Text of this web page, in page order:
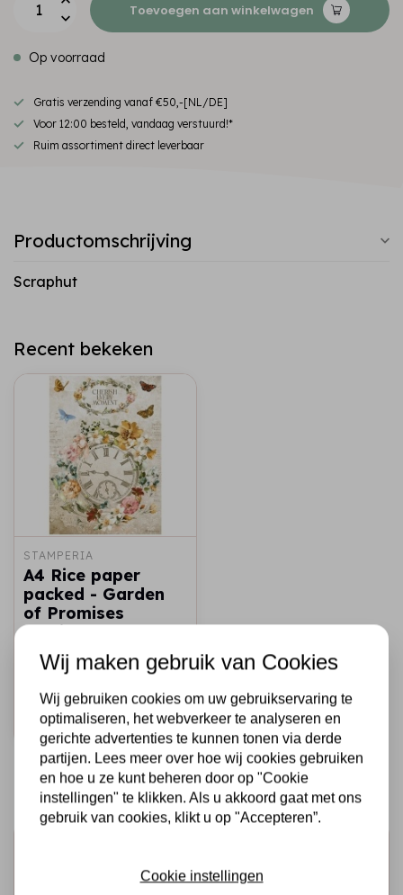
Toevoegen aan winkelwagen
Op voorraad
Gratis verzending vanaf €50,-[NL/DE]
Voor 12:00 besteld, vandaag verstuurd!*
Ruim assortiment direct leverbaar
Productomschrijving
Scraphut
Recent bekeken
STAMPERIA
A4 Rice paper
packed - Garden
of Promises
cherish every
moment clock
Snel toevoegen
Ontvang als eerste onze actie en nieuwe producten
Wij maken gebruik van Cookies
Wij gebruiken cookies om uw gebruikservaring te
optimaliseren, het webverkeer te analyseren en
gerichte advertenties te kunnen tonen via derde
partijen. Lees meer over hoe wij cookies gebruiken
en hoe u ze kunt beheren door op "Cookie
instellingen" te klikken. Als u akkoord gaat met ons
gebruik van cookies, klikt u op "Accepteren”.
Cookie instellingen